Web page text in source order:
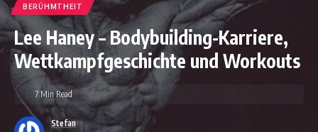
BERÜHMTHEIT
Lee Haney – Bodybuilding-Karriere,
Wettkampfgeschichte und Workouts
Stefan
7 Min Read